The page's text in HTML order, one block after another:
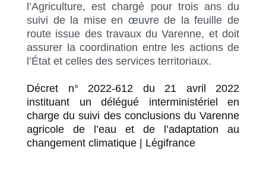
l’Agriculture, est chargé pour trois ans du
suivi de la mise en œuvre de la feuille de
route issue des travaux du Varenne, et doit
assurer la coordination entre les actions de
l’État et celles des services territoriaux.
Décret n° 2022-612 du 21 avril 2022
instituant un délégué interministériel en
charge du suivi des conclusions du Varenne
agricole de l’eau et de l’adaptation au
changement climatique | Légifrance